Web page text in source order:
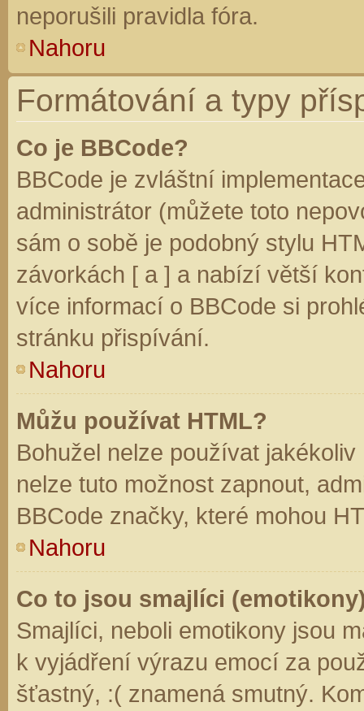
neporušili pravidla fóra.
Nahoru
Formátování a typy
Co je BBCode?
BBCode je zvláštní
administrátor (můžete toto
sám o sobě je podobný stylu
závorkách [ a ] a nabízí větší
více informací o BBCode si
stránku přispívání.
Nahoru
Můžu používat HTML?
Bohužel nelze používat
nelze tuto možnost zapnout,
BBCode značky, které mohou
Nahoru
Co to jsou smajlíci
Smajlíci, neboli emotikony jsou
k vyjádření výrazu emocí za
šťastný, :( znamená smutný.